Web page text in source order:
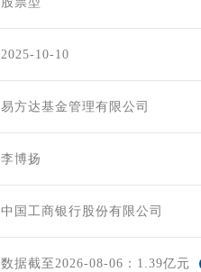
2025-10-10
易方达基金管理有限公司
李博扬
中国工商银行股份有限公司
数据截至2026-08-06：1.39亿元